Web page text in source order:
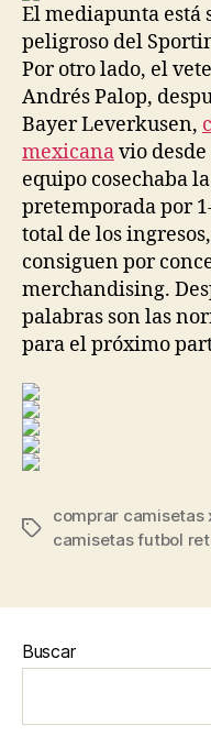
El mediapunta está
peligroso del
Por otro lado, el
Andrés Palop,
Bayer Leverkusen,
mexicanavio
equipo cosechaba
pretemporada por
total de los
consiguen por
merchandising.
palabras son las
para el próximo
Etiquetas
comprar camisetas
camisetas futbol
Buscar